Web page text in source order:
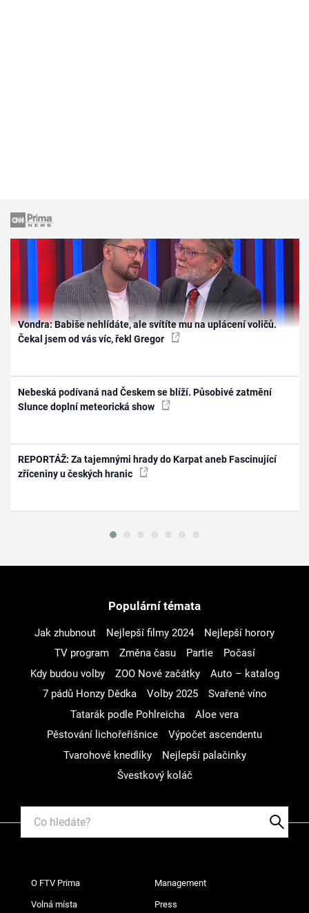
Vondra: Babiše nehlídáte, ale svítíte mu na uplácení voličů.
Čekal jsem od vás víc, řekl Gregor
Nebeská podívaná nad Českem se blíží. Působivé zatmění
Slunce doplní meteorická show
REPORTÁŽ: Za tajemnými hrady do Karpat aneb Fascinující
zříceniny u českých hranic
Populární témata
Jak zhubnout Nejlepší filmy 2024
Nejlepší horory
TV program
Změna času Partie
Počasí
Kdy budou volby
ZOO Nové začátky
Auto – katalog
7 pádů Honzy Dědka
Volby 2025
Svařené víno
Tatarák podle Pohlreicha
Aloe vera
Pěstování lichořeřišnice
Výpočet ascendentu
Tvarohové knedlíky
Nejlepší palačinky
Švestkový koláč
O FTV Prima Management
Volná místa Press